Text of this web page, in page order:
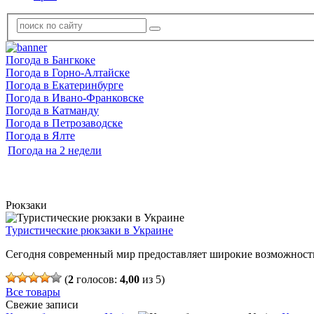
Погода в Бангкоке
Погода в Горно-Алтайске
Погода в Екатеринбурге
Погода в Ивано-Франковске
Погода в Катманду
Погода в Петрозаводске
Погода в Ялте
Погода на 2 недели
Рюкзаки
Туристические рюкзаки в Украине
Сегодня современный мир предоставляет широкие
(2 голосов: 4,00 из 5)
Все товары
Свежие записи